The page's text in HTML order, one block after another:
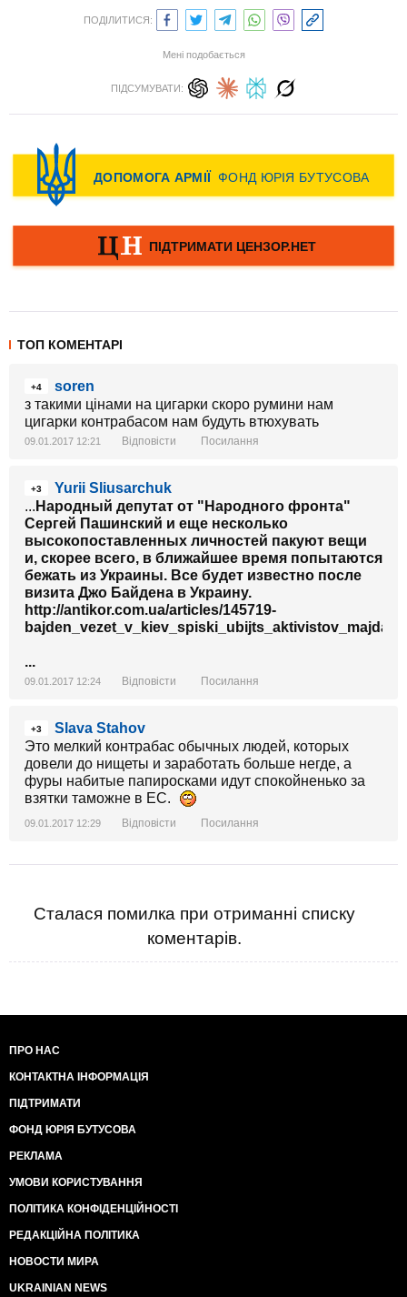
ПОДІЛИТИСЯ:
Мені подобається
ПІДСУМУВАТИ:
ТОП КОМЕНТАРІ
+4
soren
з такими цінами на цигарки скоро румини нам
цигарки контрабасом нам будуть втюхувать
09.01.2017 12:21 Відповісти Посилання
+3
Yurii Sliusarchuk
... Народный депутат от "Народного фронта"
Сергей Пашинский и еще несколько
высокопоставленных личностей пакуют вещи
и, скорее всего, в ближайшее время попытаются
бежать из Украины. Все будет известно после
визита Джо Байдена в Украину.
http://antikor.com.ua/articles/145719-
bajden_vezet_v_kiev_spiski_ubijts_aktivistov_majdana
...
09.01.2017 12:24 Відповісти Посилання
+3
Slava Stahov
Это мелкий контрабас обычных людей, которых
довели до нищеты и заработать больше негде, а
фуры набитые папиросками идут спокойненько за
взятки таможне в ЕС.
09.01.2017 12:29 Відповісти Посилання
Сталася помилка при отриманні списку
коментарів.
ПРО НАС
КОНТАКТНА ІНФОРМАЦІЯ
ПІДТРИМАТИ
ФОНД ЮРІЯ БУТУСОВА
РЕКЛАМА
УМОВИ КОРИСТУВАННЯ
ПОЛІТИКА КОНФІДЕНЦІЙНОСТІ
РЕДАКЦІЙНА ПОЛІТИКА
НОВОСТИ МИРА
UKRAINIAN NEWS